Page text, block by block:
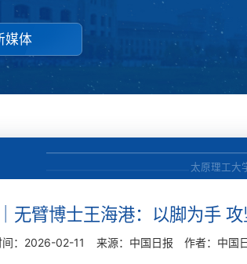
媒体
太原理工大
无臂博士王海港：以脚为手
间：2026-02-11 来源：中国日报 作者：中国